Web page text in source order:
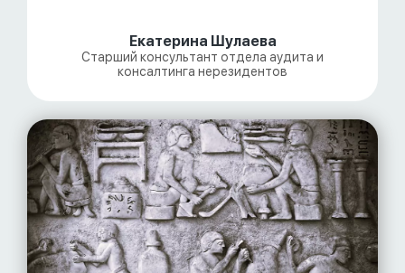
Екатерина Шулаева
Старший консультант отдела аудита и
консалтинга нерезидентов